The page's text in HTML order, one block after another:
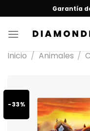
Garantía
Inicio / Animales /
-33%